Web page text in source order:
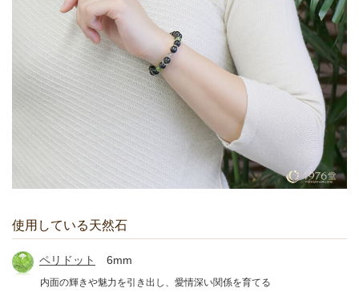
使用している天然石
ペリドット 6mm
内面の輝きや魅力を引き出し、愛情深い関係を育てる